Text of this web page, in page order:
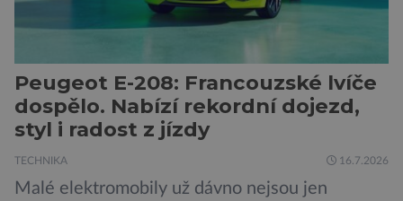
Peugeot E-208: Francouzské lvíče
dospělo. Nabízí rekordní dojezd,
styl i radost z jízdy
TECHNIKA 16.7.2026
Malé elektromobily už dávno nejsou jen